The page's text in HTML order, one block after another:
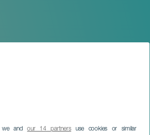
we andour 14 partnersuse cookies or similar